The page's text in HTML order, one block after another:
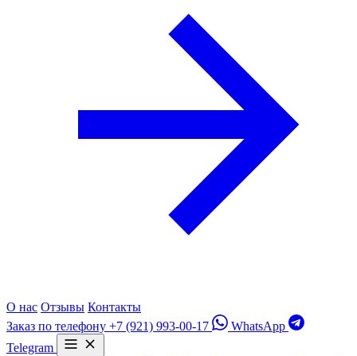
О нас Отзывы Контакты
Заказ по телефону +7 (921) 993-00-17
WhatsApp
Telegram